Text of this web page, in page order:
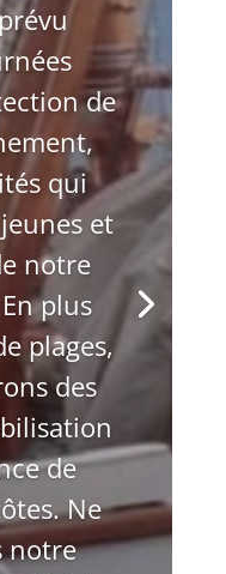
de
qui
et
notre
plus
plages,
des
de
Ne
notre